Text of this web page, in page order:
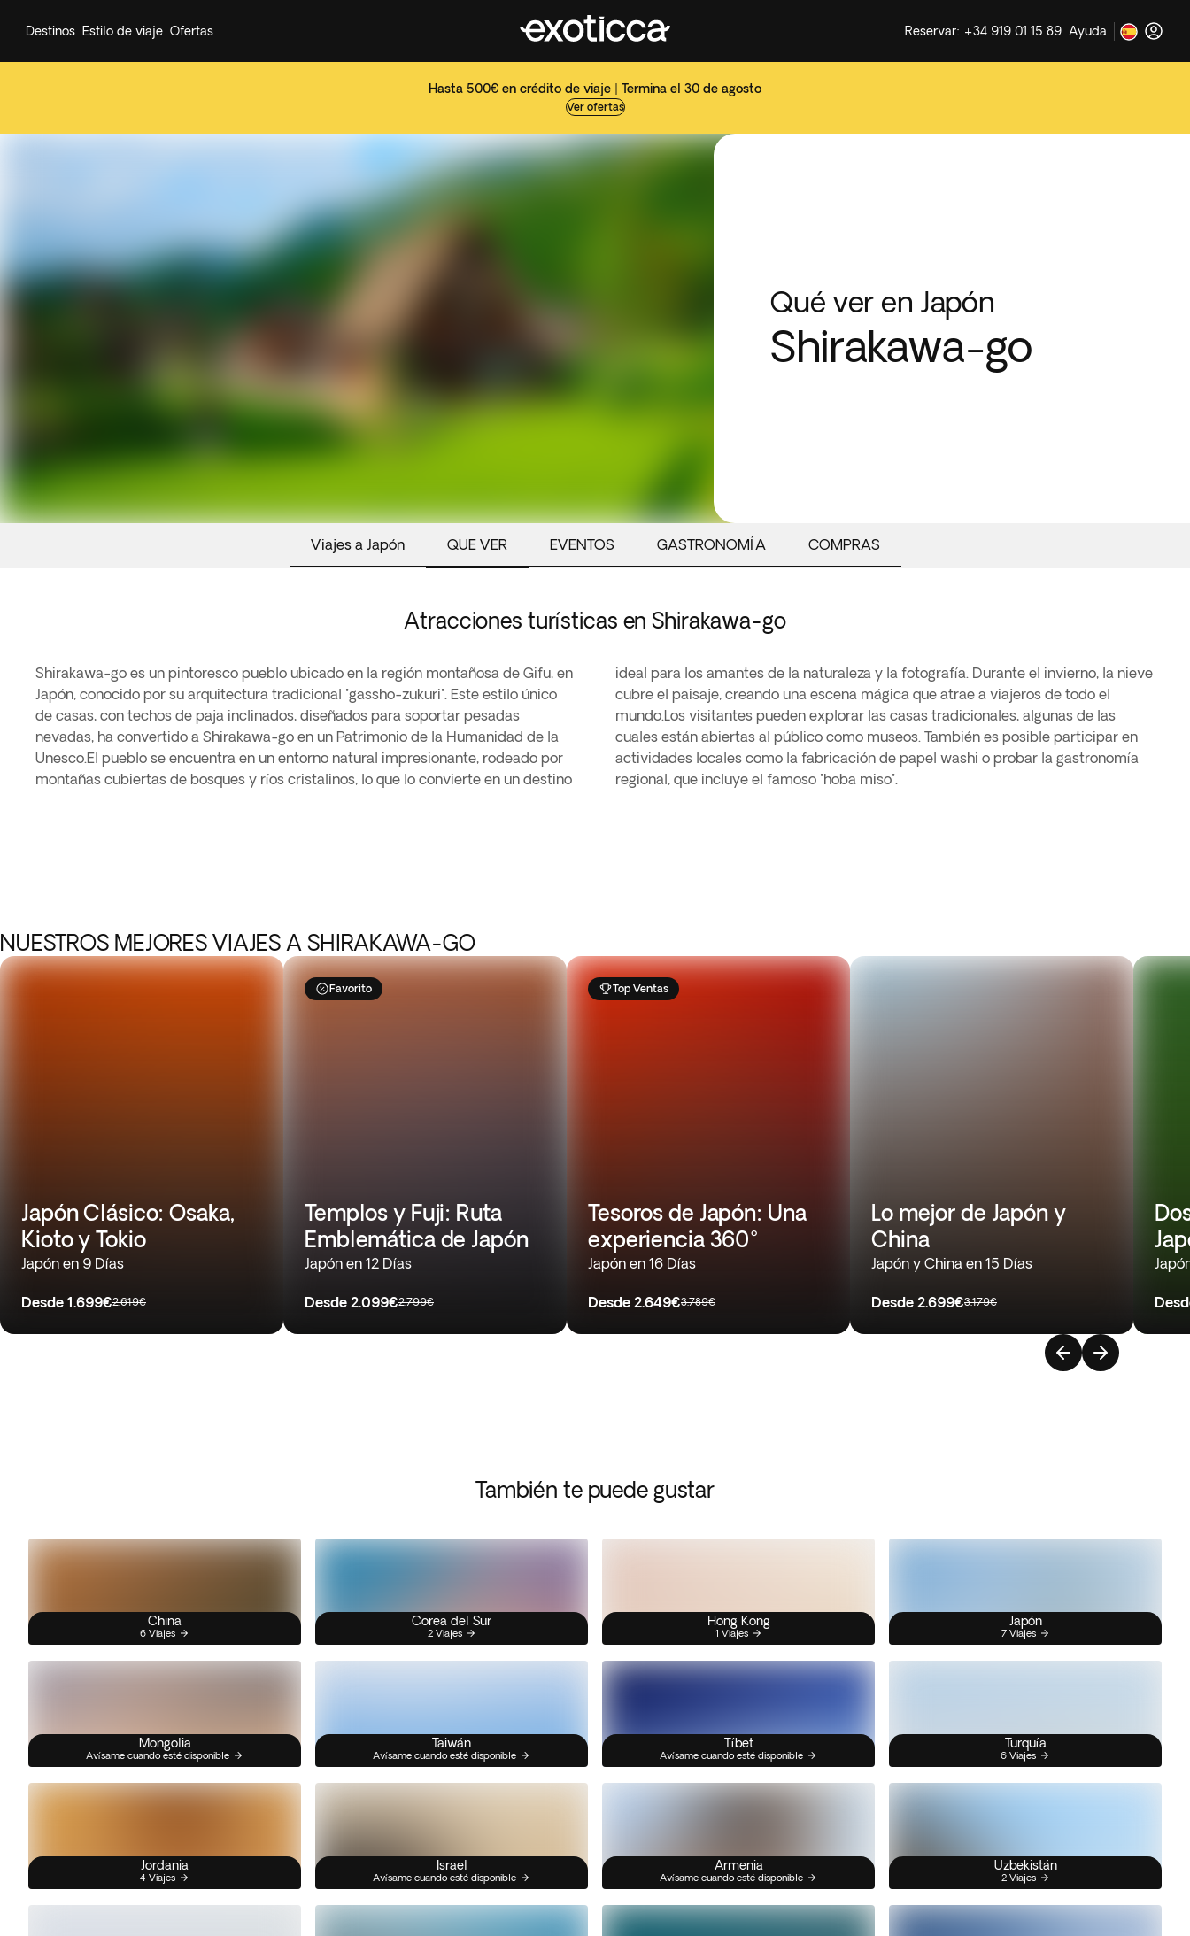
Hasta 500€ en crédito de viaje | Termina el 30 de agosto
Ver ofertas
Destinos Estilo de viaje Ofertas Reservar: +34 919 01 15 89 Ayuda
Qué ver en Japón
Shirakawa-go
Viajes a Japón QUE VER EVENTOS GASTRONOMÍA COMPRAS
Atracciones turísticas en Shirakawa-go
Shirakawa-go es un pintoresco pueblo ubicado en la región montañosa de Gifu, en
Japón, conocido por su arquitectura tradicional "gassho-zukuri". Este estilo único
de casas, con techos de paja inclinados, diseñados para soportar pesadas
nevadas, ha convertido a Shirakawa-go en un Patrimonio de la Humanidad de la
Unesco.El pueblo se encuentra en un entorno natural impresionante, rodeado por
montañas cubiertas de bosques y ríos cristalinos, lo que lo convierte en un destino
ideal para los amantes de la naturaleza y la fotografía. Durante el invierno, la nieve
cubre el paisaje, creando una escena mágica que atrae a viajeros de todo el
mundo.Los visitantes pueden explorar las casas tradicionales, algunas de las
cuales están abiertas al público como museos. También es posible participar en
actividades locales como la fabricación de papel washi o probar la gastronomía
regional, que incluye el famoso "hoba miso".
NUESTROS MEJORES VIAJES A SHIRAKAWA-GO
Japón Clásico: Osaka,
Kioto y Tokio
Japón en 9 Días
Desde 1.699€2.619€
Favorito
Templos y Fuji: Ruta
Emblemática de Japón
Japón en 12 Días
Desde 2.099€2.799€
Top Ventas
Tesoros de Japón: Una
experiencia 360°
Japón en 16 Días
Desde 2.649€3.789€
Lo mejor de Japón y
China
Japón y China en 15 Días
Desde 2.699€3.179€
También te puede gustar
China
6 Viajes
Corea del Sur
2 Viajes
Hong Kong
1 Viajes
Japón
7 Viajes
Mongolia
Avísame cuando esté disponible
Taiwán
Avísame cuando esté disponible
Tíbet
Avísame cuando esté disponible
Turquía
6 Viajes
Jordania
4 Viajes
Israel
Avísame cuando esté disponible
Armenia
Avísame cuando esté disponible
Uzbekistán
2 Viajes